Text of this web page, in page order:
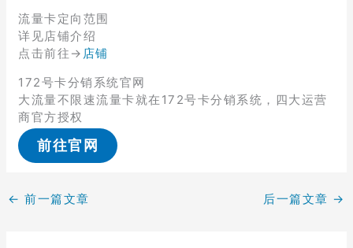
流量卡定向范围
详见店铺介绍
点击前往→ 店铺
172号卡分销系统官网
大流量不限速流量卡就在172号卡分销系统，四大运营
商官方授权
前往官网
← 前一篇文章 后一篇文章 →